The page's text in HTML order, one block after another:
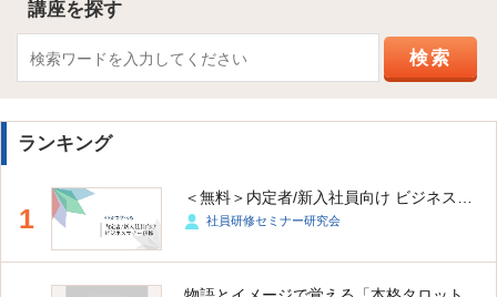
講座を探す
ランキング
1 社員研修セミナー研究会